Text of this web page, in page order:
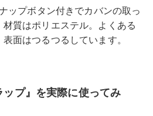
ップボタン付きでカバンの取っ
質はポリエステル。よくある
面はつるつるしています。
プ』を実際に使ってみ